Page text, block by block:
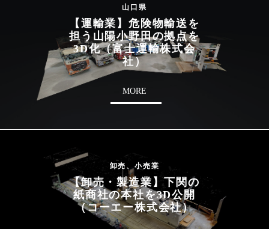
山口県
【運輸業】危険物輸送を
担う山陽小野田の拠点を
3D化（富士運輸株式会
社）
MORE
卸売、小売業
【卸売・製造業】下関の
紙商社の本社を3D公開
（コーエー株式会社）